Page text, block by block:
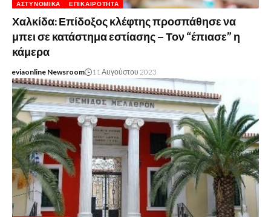
ΑΣΤΥΝΟΜΙΚΆ ΕΠΙΚΑΙΡΌΤΗΤΑ
Χαλκίδα: Επίδοξος κλέφτης προσπάθησε να
μπει σε κατάστημα εστίασης – Τον “έπιασε” η
κάμερα
eviaonline Newsroom 11 Αυγούστου 2023